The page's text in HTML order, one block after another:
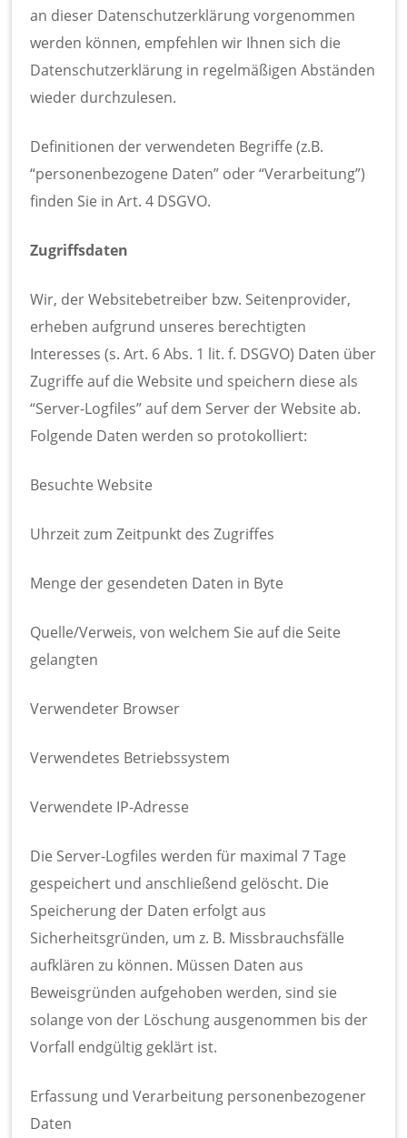
an dieser Datenschutzerklärung vorgenommen
werden können, empfehlen wir Ihnen sich die
Datenschutzerklärung in regelmäßigen Abständen
wieder durchzulesen.
Definitionen der verwendeten Begriffe (z.B.
“personenbezogene Daten” oder “Verarbeitung”)
finden Sie in Art. 4 DSGVO.
Zugriffsdaten
Wir, der Websitebetreiber bzw. Seitenprovider,
erheben aufgrund unseres berechtigten
Interesses (s. Art. 6 Abs. 1 lit. f. DSGVO) Daten über
Zugriffe auf die Website und speichern diese als
“Server-Logfiles” auf dem Server der Website ab.
Folgende Daten werden so protokolliert:
Besuchte Website
Uhrzeit zum Zeitpunkt des Zugriffes
Menge der gesendeten Daten in Byte
Quelle/Verweis, von welchem Sie auf die Seite
gelangten
Verwendeter Browser
Verwendetes Betriebssystem
Verwendete IP-Adresse
Die Server-Logfiles werden für maximal 7 Tage
gespeichert und anschließend gelöscht. Die
Speicherung der Daten erfolgt aus
Sicherheitsgründen, um z. B. Missbrauchsfälle
aufklären zu können. Müssen Daten aus
Beweisgründen aufgehoben werden, sind sie
solange von der Löschung ausgenommen bis der
Vorfall endgültig geklärt ist.
Erfassung und Verarbeitung personenbezogener
Daten